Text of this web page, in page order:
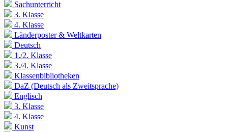
Sachunterricht
3. Klasse
4. Klasse
Länderposter & Weltkarten
Deutsch
1./2. Klasse
3./4. Klasse
Klassenbibliotheken
DaZ (Deutsch als Zweitsprache)
Englisch
3. Klasse
4. Klasse
Kunst